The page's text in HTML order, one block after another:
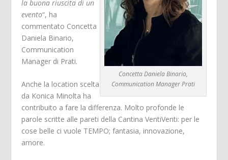
Concetta Daniela Binario,
Communication Manager Prati
la buona riuscita di un
evento“, ha
commentato Concetta
Daniela Binario,
Communication
Manager di Prati.
Anche la location scelta
da Konica Minolta ha
contribuito a fare la differenza. Molto profonde le
parole scritte alle pareti della Cantina VentiVenti: per le
cose belle ci vuole TEMPO; fantasia, innovazione,
amore.